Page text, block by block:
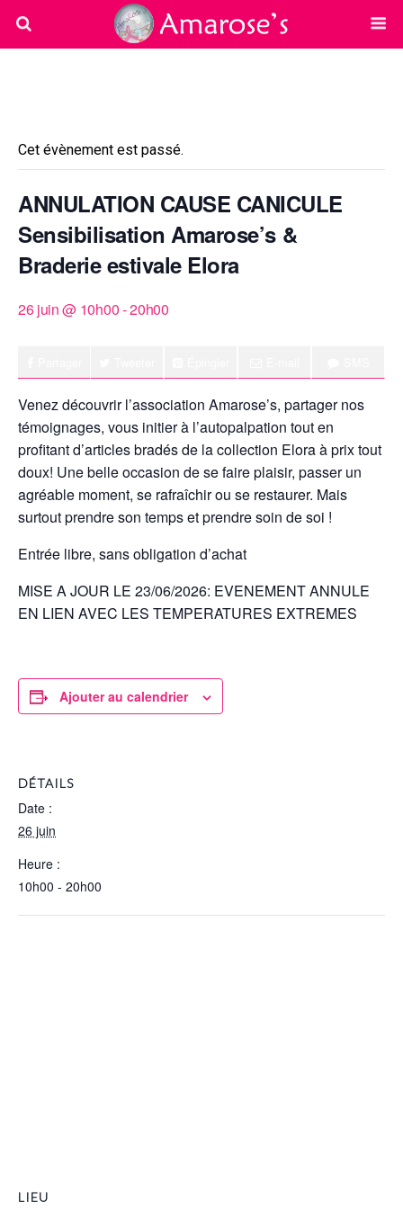
Cet évènement est passé.
ANNULATION CAUSE CANICULE
Sensibilisation Amarose’s &
Braderie estivale Elora
26 juin @ 10h00-20h00
Venez découvrir l’association Amarose’s, partager nos
témoignages, vous initier à l’autopalpation tout en
profitant d’articles bradés de la collection Elora à prix tout
doux! Une belle occasion de se faire plaisir, passer un
agréable moment, se rafraîchir ou se restaurer. Mais
surtout prendre son temps et prendre soin de soi !
Entrée libre, sans obligation d’achat
MISE A JOUR LE 23/06/2026: EVENEMENT ANNULE
EN LIEN AVEC LES TEMPERATURES EXTREMES
Ajouter au calendrier
DÉTAILS
Date :
26 juin
Heure :
10h00 - 20h00
LIEU